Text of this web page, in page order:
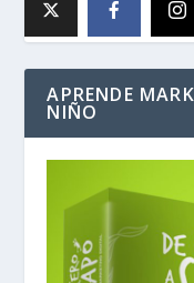
APRENDE
NIÑO